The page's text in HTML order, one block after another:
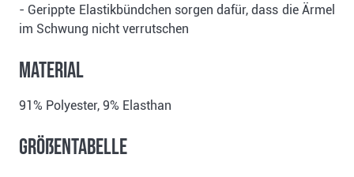
- Gerippte Elastikbündchen sorgen dafür, dass die Ärmel
im Schwung nicht verrutschen
Material
91% Polyester, 9% Elasthan
Größentabelle